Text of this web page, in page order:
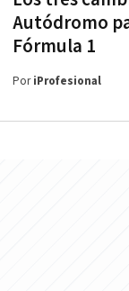
Autódromo
Fórmula 1
PoriProfesional